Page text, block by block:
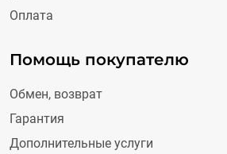
Оплата
Помощь покупателю
Обмен, возврат
Гарантия
Дополнительные услуги